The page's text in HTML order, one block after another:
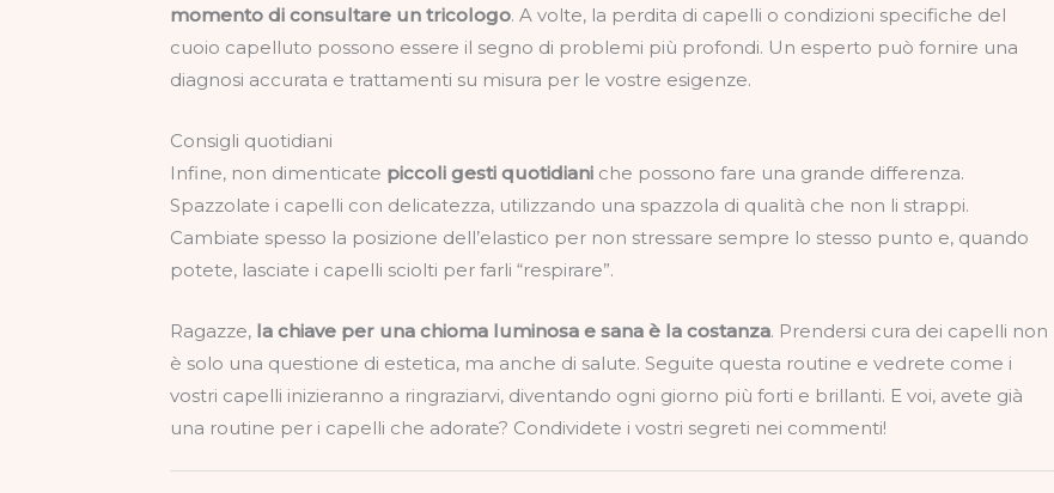
momento di consultare un tricologo. A volte, la perdita di capelli o condizioni specifiche del
cuoio capelluto possono essere il segno di problemi più profondi. Un esperto può fornire una
diagnosi accurata e trattamenti su misura per le vostre esigenze.
Consigli quotidiani
Infine, non dimenticate piccoli gesti quotidiani che possono fare una grande differenza.
Spazzolate i capelli con delicatezza, utilizzando una spazzola di qualità che non li strappi.
Cambiate spesso la posizione dell’elastico per non stressare sempre lo stesso punto e, quando
potete, lasciate i capelli sciolti per farli “respirare”.
Ragazze, la chiave per una chioma luminosa e sana è la costanza. Prendersi cura dei capelli non
è solo una questione di estetica, ma anche di salute. Seguite questa routine e vedrete come i
vostri capelli inizieranno a ringraziarvi, diventando ogni giorno più forti e brillanti. E voi, avete già
una routine per i capelli che adorate? Condividete i vostri segreti nei commenti!